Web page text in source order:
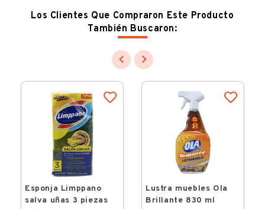
Los Clientes Que Compraron Este Producto
También Buscaron:
 
Esponja Limppano
salva uñas 3 piezas
Lustra muebles Ola
Brillante 830 ml